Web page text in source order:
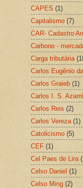
CAPES (1)
Capitalismo (7)
CAR- Cadastro
Carbono -
Carga tributária
Carlos Eugênio
Carlos Graieb (1)
Carlos I. S.
Carlos Reis (2)
Carlos Vereza (1)
Catolicismo (5)
CEF (1)
Cel Paes de Lira
Celso Daniel (1)
Celso Ming (2)